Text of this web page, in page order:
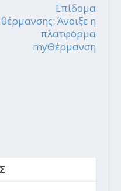
Επίδομα
θέρμανσης: Άνοιξε η
πλατφόρμα
myΘέρμανση